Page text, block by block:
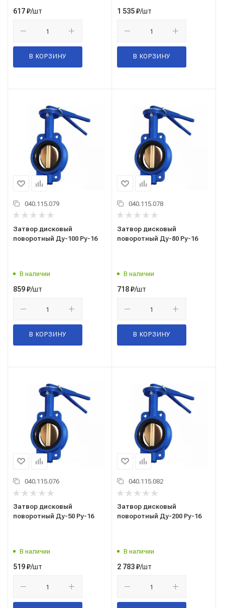
617₽/шт
В КОРЗИНУ
1 535₽/шт
В КОРЗИНУ
040.115.079
Затвор дисковый
поворотный Ду-100 Ру-16
В наличии
859₽/шт
В КОРЗИНУ
040.115.078
Затвор дисковый
поворотный Ду-80 Ру-16
В наличии
718₽/шт
В КОРЗИНУ
040.115.076
Затвор дисковый
поворотный Ду-50 Ру-16
В наличии
519₽/шт
040.115.082
Затвор дисковый
поворотный Ду-200 Ру-16
В наличии
2 783₽/шт